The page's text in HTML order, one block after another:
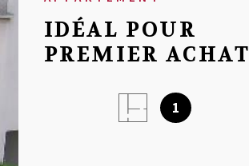
IDÉAL POUR
PREMIER ACHAT
1